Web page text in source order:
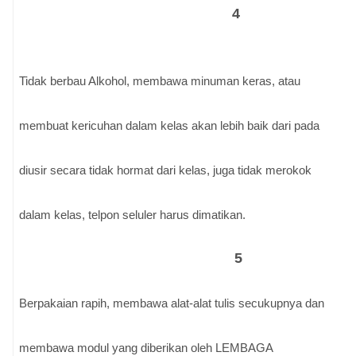
4
Tidak berbau Alkohol, membawa minuman keras, atau
membuat kericuhan dalam kelas akan lebih baik dari pada
diusir secara tidak hormat dari kelas, juga tidak merokok
dalam kelas, telpon seluler harus dimatikan.
5
Berpakaian rapih, membawa alat-alat tulis secukupnya dan
membawa modul yang diberikan oleh LEMBAGA